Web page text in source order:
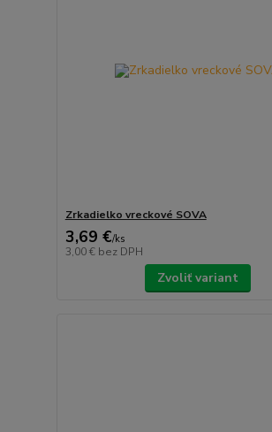
Zrkadielko vreckové SOVA
3,69 €/ks
3,00 € bez DPH
Zvoliť variant